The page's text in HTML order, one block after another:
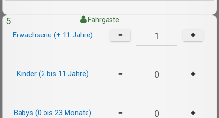
5 Fahrgäste
Erwachsene (+ 11 Jahre)
Kinder (2 bis 11 Jahre)
Babys (0 bis 23 Monate)